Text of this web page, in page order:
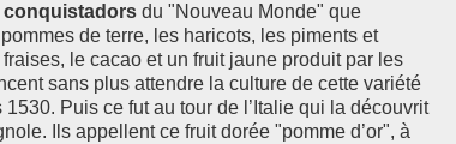
conquistadors du "Nouveau Monde" que
de terre, les haricots, les piments et
le cacao et un fruit jaune produit par les
sans plus attendre la culture de cette variété
Puis ce fut au tour de l’Italie qui la découvrit
Ils appellent ce fruit dorée "pomme d’or", à